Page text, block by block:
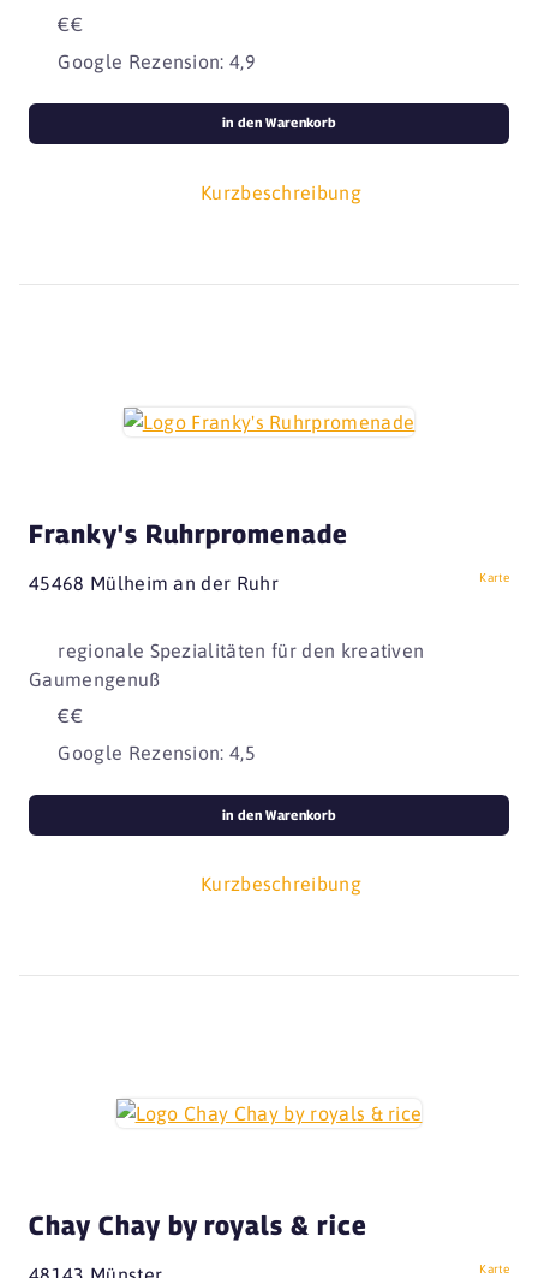
€€
Google Rezension: 4,9
Kurzbeschreibung
in den Warenkorb
Franky's Ruhrpromenade
45468 Mülheim an der Ruhr Karte
regionale Spezialitäten für den kreativen
Gaumengenuß
€€
Google Rezension: 4,5
Kurzbeschreibung
in den Warenkorb
Chay Chay by royals & rice
Karte